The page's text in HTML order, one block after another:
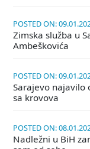
POSTED ON:
Zimska služba u
Ambeškovića
POSTED ON:
Sarajevo najavilo
sa krovova
POSTED ON:
Nadležni u BiH